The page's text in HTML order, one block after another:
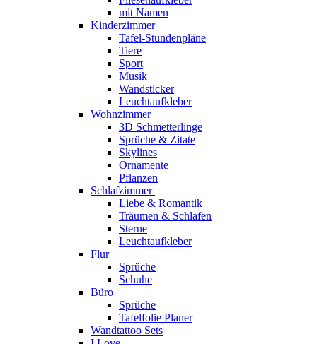
mit Namen
Kinderzimmer
Tafel-Stundenpläne
Tiere
Sport
Musik
Wandsticker
Leuchtaufkleber
Wohnzimmer
3D Schmetterlinge
Sprüche & Zitate
Skylines
Ornamente
Pflanzen
Schlafzimmer
Liebe & Romantik
Träumen & Schlafen
Sterne
Leuchtaufkleber
Flur
Sprüche
Schuhe
Büro
Sprüche
Tafelfolie Planer
Wandtattoo Sets